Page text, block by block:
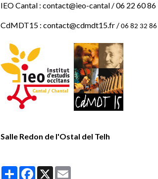
IEO Cantal : contact@ieo-cantal / 06 22 60 86
CdMDT15 : contact@cdmdt15.fr / 06 82 32
Salle Redon de l'Ostal del Telh
PartagerFacebook
X